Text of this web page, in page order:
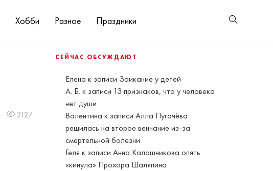
Хобби Разное Праздники
СЕЙЧАС ОБСУЖДАЮТ
Елена к записи Заикание у детей
А. Б. к записи 13 признаков, что у человека
нет души
Валентина к записиАлла Пугачёва
решилась на второе венчание из-за
смертельной болезни
Геля к записиАнна Калашникова опять
«кинула» Прохора Шаляпина
2127